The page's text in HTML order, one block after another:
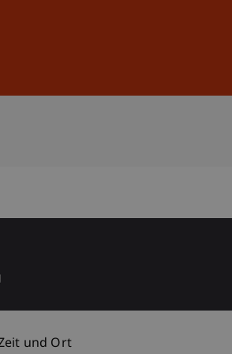
und Ort